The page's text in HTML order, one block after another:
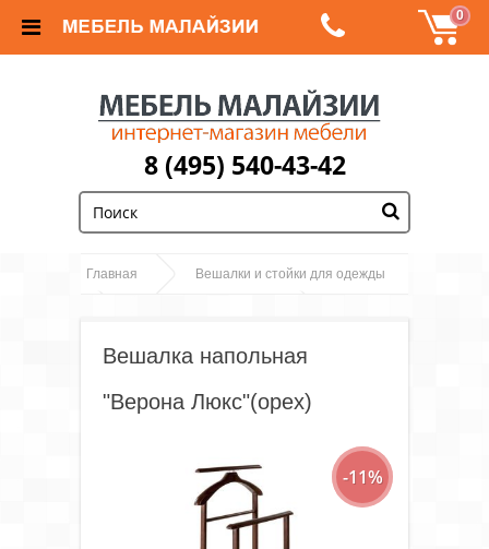
0
8 (495) 540-43-42
Главная Вешалки и стойки для одежды
напольная "Верона Люкс"(орех)
Вешалка напольная
"Верона Люкс"(орех)
-11%